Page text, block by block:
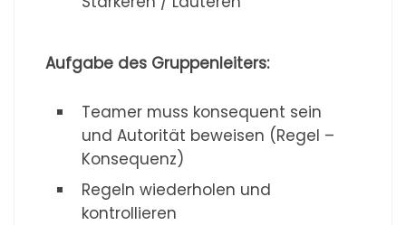
Aufgabe des Gruppenleiters:
Teamer muss konsequent sein
und Autorität beweisen (Regel –
Konsequenz)
Regeln wiederholen und
kontrollieren